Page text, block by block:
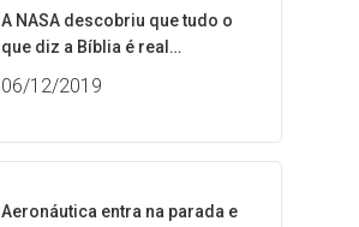
A NASA descobriu que tudo o
que diz a Bíblia é real…
06/12/2019
Aeronáutica entra na parada e